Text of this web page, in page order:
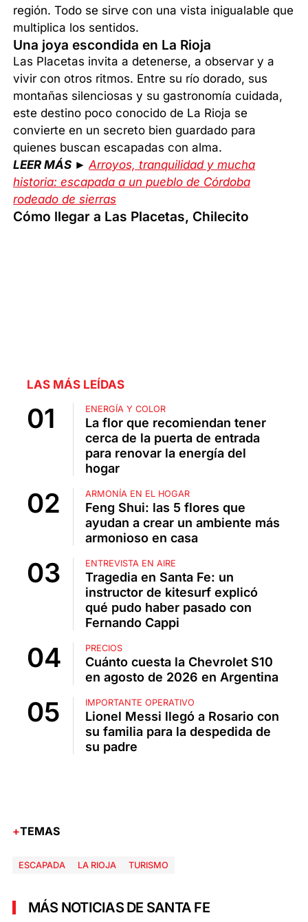
región. Todo se sirve con una vista inigualable que
multiplica los sentidos.
Una joya escondida en La Rioja
Las Placetas invita a detenerse, a observar y a
vivir con otros ritmos. Entre su río dorado, sus
montañas silenciosas y su gastronomía cuidada,
este destino poco conocido de La Rioja se
convierte en un secreto bien guardado para
quienes buscan escapadas con alma.
LEER MÁS ►Arroyos, tranquilidad y mucha
historia: escapada a un pueblo de Córdoba
rodeado de sierras
Cómo llegar a Las Placetas, Chilecito
LAS MÁS LEÍDAS
ENERGÍA Y COLOR
La flor que recomiendan tener
cerca de la puerta de entrada
para renovar la energía del
hogar
ARMONÍA EN EL HOGAR
Feng Shui: las 5 flores que
ayudan a crear un ambiente más
armonioso en casa
ENTREVISTA EN AIRE
Tragedia en Santa Fe: un
instructor de kitesurf explicó
qué pudo haber pasado con
Fernando Cappi
PRECIOS
Cuánto cuesta la Chevrolet S10
en agosto de 2026 en Argentina
IMPORTANTE OPERATIVO
Lionel Messi llegó a Rosario con
su familia para la despedida de
su padre
TEMAS
ESCAPADA LA RIOJA TURISMO
MÁS NOTICIAS DE SANTA FE